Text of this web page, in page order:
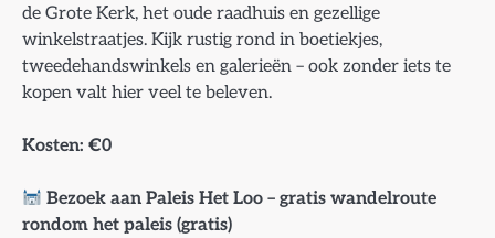
de Grote Kerk, het oude raadhuis en gezellige
winkelstraatjes. Kijk rustig rond in boetiekjes,
tweedehandswinkels en galerieën – ook zonder iets te
kopen valt hier veel te beleven.
Kosten: €0
Bezoek aan Paleis Het Loo – gratis wandelroute
rondom het paleis (gratis)